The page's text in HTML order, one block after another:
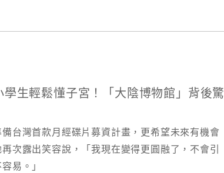
生輕鬆懂子宮！「大陰博物館」背後驚
台灣首款月經碟片募資計畫，更希望未來有機會
次露出笑容說，「我現在變得更圓融了，不會引
易。」